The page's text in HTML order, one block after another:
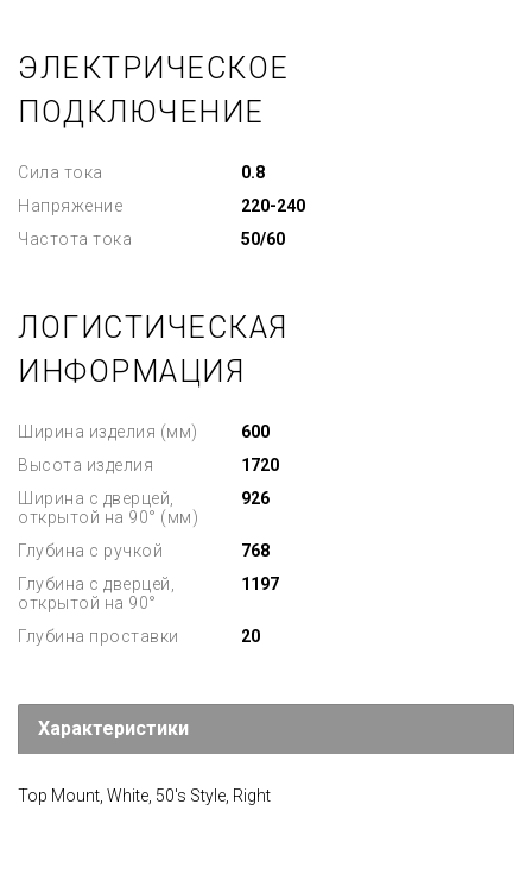
ЭЛЕКТРИЧЕСКОЕ
ПОДКЛЮЧЕНИЕ
Сила тока
0.8
Напряжение
220-240
Частота тока
50/60
ЛОГИСТИЧЕСКАЯ
ИНФОРМАЦИЯ
Ширина изделия (мм)
600
Высота изделия
1720
Ширина с дверцей,
открытой на 90° (мм)
926
Глубина с ручкой
768
Глубина с дверцей,
открытой на 90°
1197
Глубина проставки 20
Характеристики
Top Mount, White, 50's Style, Right